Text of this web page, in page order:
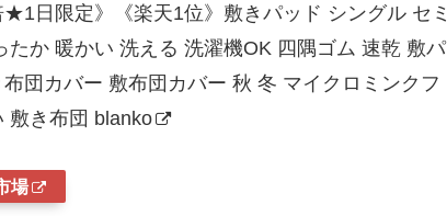
日限定》《楽天1位》敷きパッド シングル セミ
たか 暖かい 洗える 洗濯機OK 四隅ゴム 速乾 敷パ
団カバー 敷布団カバー 秋 冬 マイクロミンクフ
敷き布団 blanko
場